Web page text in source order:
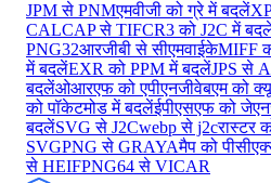
JPM से PNMएमवीजी को ग्रे में बदलें
CALCAP से TIFCR3 को J2C में
PNG32आरजीबी से सीएमवाईकेMIFF
में बदलेंEXR को PPM में बदलेंJPS से
बदलेंओआरएफ को एपीएनजीवेबएम को
को पॉकेटमोड में बदलेंईपीएसएफ को
बदलेंSVG से J2Cwebp से j2cरास्टर
SVGPNG से GRAYAमैप को
से HEIFPNG64 से VICAR